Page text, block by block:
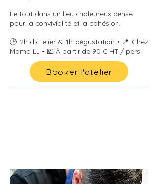
Le tout dans un lieu chaleureux pensé
pour la convivialité et la cohésion.
🕒 2h d’atelier & 1h dégustation • 📍 Chez
Mama Ly • 💶 À partir de 90 € HT / pers
Booker l'atelier